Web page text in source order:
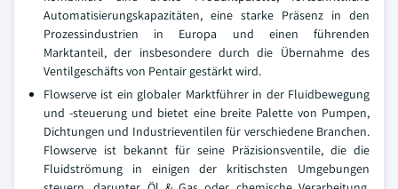
Automatisierungskapazitäten, eine starke Präsenz in den
Prozessindustrien in Europa und einen führenden
Marktanteil, der insbesondere durch die Übernahme des
Ventilgeschäfts von Pentair gestärkt wird.
Flowserve ist ein globaler Marktführer in der Fluidbewegung
und -steuerung und bietet eine breite Palette von Pumpen,
Dichtungen und Industrieventilen für verschiedene Branchen.
Flowserve ist bekannt für seine Präzisionsventile, die die
Fluidströmung in einigen der kritischsten Umgebungen